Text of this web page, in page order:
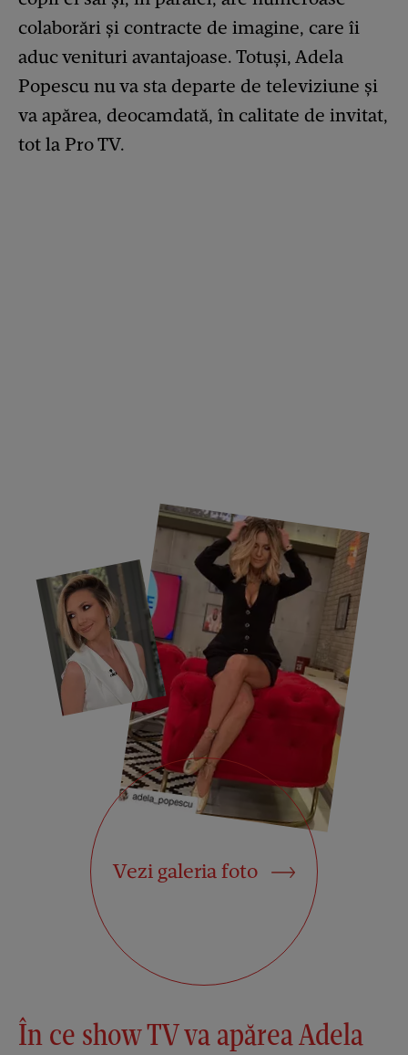
colaborări și contracte de imagine, care îi
aduc venituri avantajoase. Totuși, Adela
Popescu nu va sta departe de televiziune și
va apărea, deocamdată, în calitate de invitat,
tot la Pro TV.
Vezi galeria foto
În ce show TV va apărea Adela